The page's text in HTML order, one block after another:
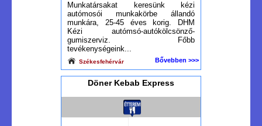
Munkatársakat keresünk kézi
autómosói munkakörbe állandó
munkára, 25-45 éves korig. DHM
Kézi autómsó-autókölcsönző-
gumiszerviz. Főbb
tevékenységeink...
Székesfehérvár Bővebben >>>
Döner Kebab Express